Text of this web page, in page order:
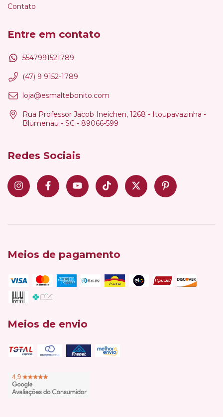
Contato
Entre em contato
5547991521789
(47) 9 9152-1789
loja@esmaltebonito.com
Rua Professor Jacob Ineichen, 1268 - Itoupavazinha -
Blumenau - SC - 89066-599
Redes Sociais
Meios de pagamento
Meios de envio